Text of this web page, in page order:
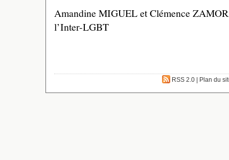
Amandine MIGUEL et Clémence
l’Inter-LGBT
RSS 2.0 Plan du